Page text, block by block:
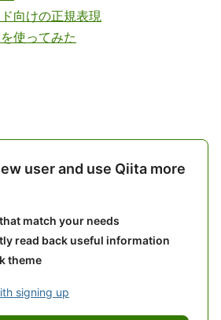
向けの正規表現
使ってみた
user and use Qiita more
match your needs
read back useful information
theme
signing up